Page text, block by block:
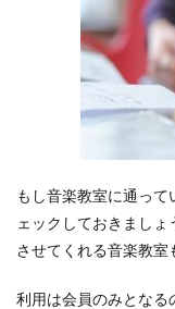
もし音楽教室に通って
ェックしておきまし
させてくれる音楽教室
利用は会員のみとなる